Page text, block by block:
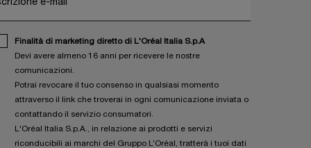
e-mail
Finalità di marketing diretto di L'Oréal Italia S.p.A
Devi avere almeno 16 anni per ricevere le nostre
comunicazioni.
Potrai revocare il tuo consenso in qualsiasi momento
attraverso il link che troverai in ogni comunicazione inviata o
contattando il servizio consumatori.
L'Oréal Italia S.p.A., in relazione ai prodotti e servizi
riconducibili ai marchi del Gruppo L’Oréal, tratterà i tuoi dati